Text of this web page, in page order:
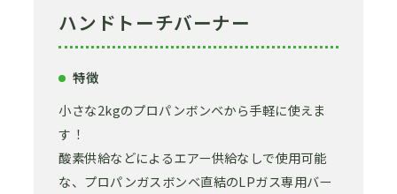
ハンドトーチバーナー
特徴
小さな2kgのプロパンボンベから手軽に使えま
す！
酸素供給などによるエアー供給なしで使用可能
な、プロパンガスボンベ直結のLPガス専用バー